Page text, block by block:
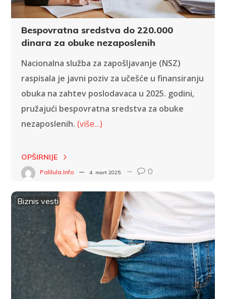
Bespovratna sredstva do 220.000
dinara za obuke nezaposlenih
Nacionalna služba za zapošljavanje (NSZ)
raspisala je javni poziv za učešće u finansiranju
obuka na zahtev poslodavaca u 2025. godini,
pružajući bespovratna sredstva za obuke
nezaposlenih. (više…)
OPŠIRNIJE
Palilula.info 4. mart 2025. 0
Biznis vesti